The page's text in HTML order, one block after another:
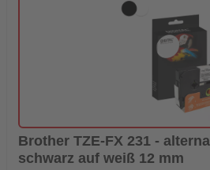
Brother TZE-FX 231 -
schwarz auf weiß 12 mm